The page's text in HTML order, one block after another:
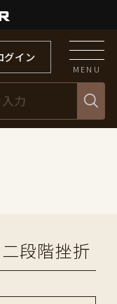
グイン
MENU
段階挫折